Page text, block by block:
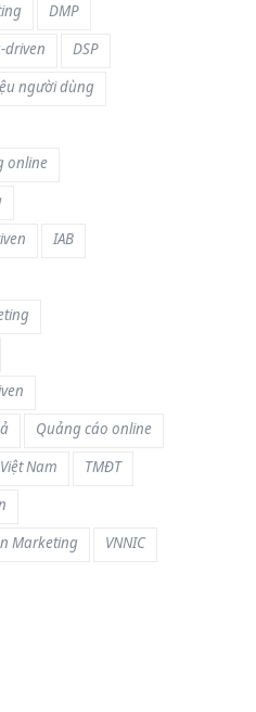
DMP
driven
DSP
người dùng
online
IAB
Quảng cáo online
Nam
TMĐT
Marketing
VNNIC